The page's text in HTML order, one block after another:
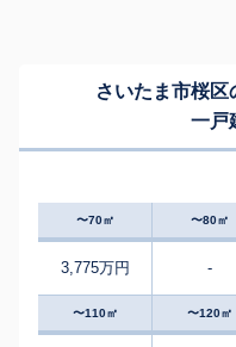
さいたま市桜区
一戸
〜70㎡ 〜80㎡
3,775万円 -
〜110㎡ 〜120㎡